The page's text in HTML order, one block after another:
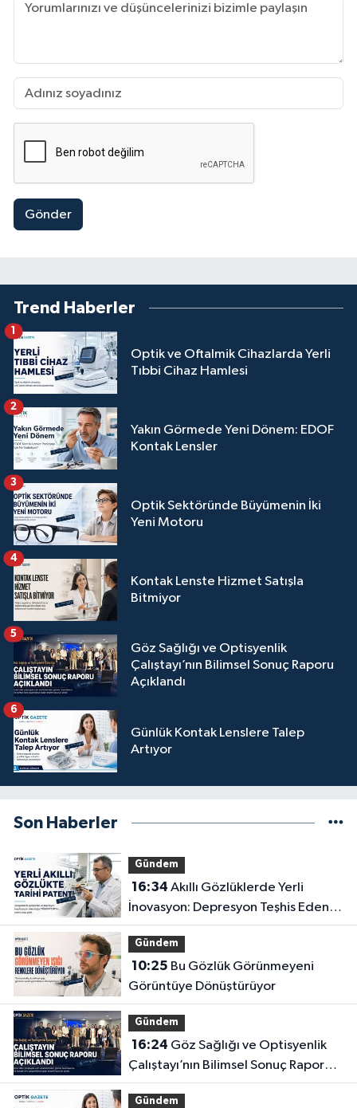
Gönder
Trend Haberler
Optik ve Oftalmik Cihazlarda Yerli
Tıbbi Cihaz Hamlesi
1
Yakın Görmede Yeni Dönem: EDOF
Kontak Lensler
2
Optik Sektöründe Büyümenin İki
Yeni Motoru
3
Kontak Lenste Hizmet Satışla
Bitmiyor
4
Göz Sağlığı ve Optisyenlik
Çalıştayı’nın Bilimsel Sonuç Raporu
Açıklandı
5
Günlük Kontak Lenslere Talep
Artıyor
6
Son Haberler
Gündem
16:34
İnovasyon: Depresyon Teşhis Eden
Gözlüğe Türkpatent Onayı
Gündem
10:25
Görüntüye Dönüştürüyor
Gündem
16:24
Çalıştayı’nın Bilimsel Sonuç Raporu
Açıklandı
Gündem